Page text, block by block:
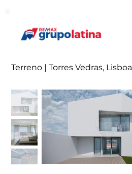
Terreno | Torres Vedras, Lisboa